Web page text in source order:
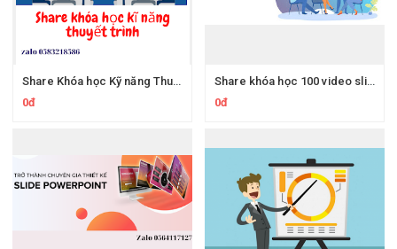
Share Khóa học Kỹ năng Thuyết trình và những bí mật
0đ
Share khóa học 100 video slide powerpoint - Hướng dẫn thiết kế slide powerpoint thuyết trình và truyền thống
0đ